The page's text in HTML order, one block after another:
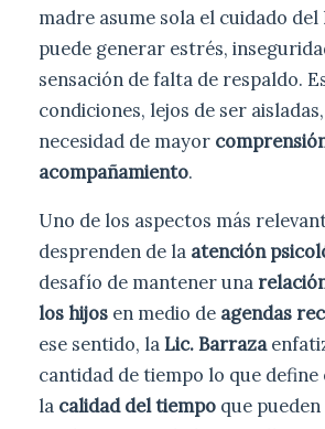
madre asume sola el cuidado del
puede generar estrés,
sensación de falta de respaldo.
condiciones, lejos de ser
necesidad de mayor
acompañamiento.
Uno de los aspectos más
desprenden de la atención
desafío de mantener una
los hijos en medio de agendas
ese sentido, laLic. Barraza
cantidad de tiempo lo que define
la calidad del tiempo que